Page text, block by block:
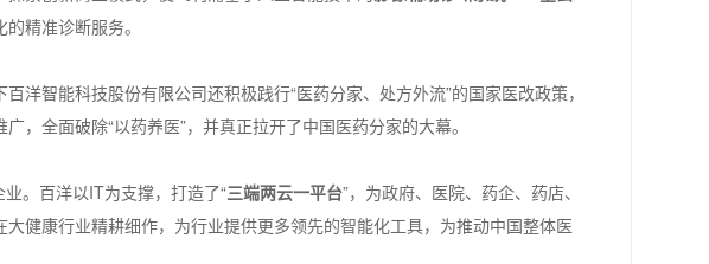
精准诊断服务。
洋智能科技股份有限公司还积极践行“医药分家、处方外流”的国家医改政策，
，全面破除“以药养医”，并真正拉开了中国医药分家的大幕。
。百洋以IT为支撑，打造了“三端两云一平台”，为政府、医院、药企、药店、
健康行业精耕细作，为行业提供更多领先的智能化工具，为推动中国整体医